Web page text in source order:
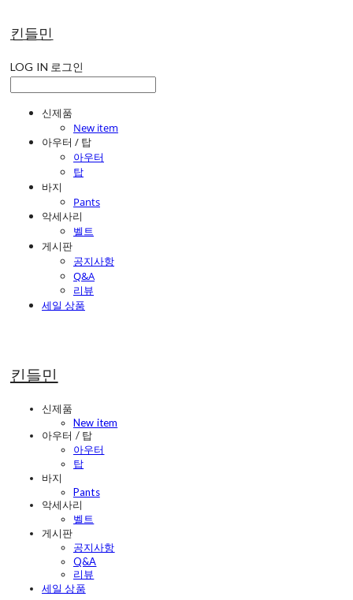
킨들민
LOG IN 로그인
신제품
New item
아우터 / 탑
아우터
탑
바지
Pants
악세사리
벨트
게시판
공지사항
Q&A
리뷰
세일 상품
킨들민
신제품
New item
아우터 / 탑
아우터
탑
바지
Pants
악세사리
벨트
게시판
공지사항
Q&A
리뷰
세일 상품